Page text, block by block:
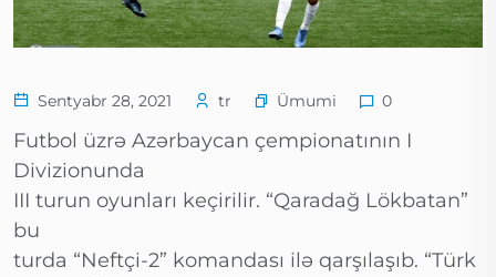
Sentyabr 28, 2021 tr Ümumi 0
Futbol üzrə Azərbaycan çempionatının I
Divizionunda
III turun oyunları keçirilir. “Qaradağ Lökbatan”
bu
turda “Neftçi-2” komandası ilə qarşılaşıb. “Türk